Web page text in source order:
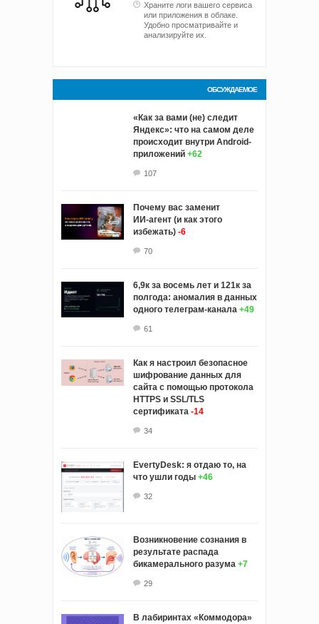
Храните логи вашего сервиса
или приложения в облаке.
Удобно просматривайте и
анализируйте их.
ОБСУЖДАЕМОЕ
«Как за вами (не) следит
Яндекс»: что на самом деле
происходит внутри Android-
приложений +62
107
Почему вас заменит
ИИ‑агент (и как этого
избежать) -6
70
6,9к за восемь лет и 121к за
полгода: аномалия в данных
одного телеграм-канала +49
61
Как я настроил безопасное
шифрование данных для
сайта с помощью протокола
HTTPS и SSL/TLS
сертификата -14
34
EvertyDesk: я отдаю то, на
что ушли годы +46
32
Возникновение сознания в
результате распада
бикамерального разума +7
29
В лабиринтах «Коммодора»